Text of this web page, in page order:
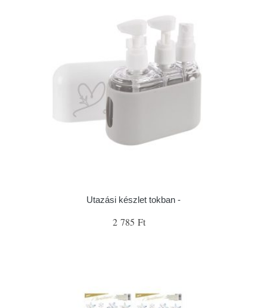
Utazási készlet tokban -
2 785 Ft